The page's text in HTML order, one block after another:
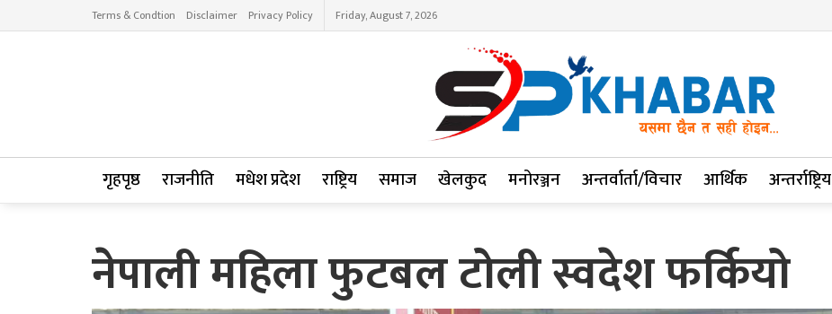
Terms & Condtion Disclaimer Privacy Policy Friday, August 7, 2026
गृहपृष्ठ राजनीति मधेश प्रदेश राष्ट्रिय समाज खेलकुद मनोरञ्जन अन्तर्वार्ता/विचार आर्थिक अन्तर्राष्ट्रिय
नेपाली महिला फुटबल टोली स्वदेश फर्कियो